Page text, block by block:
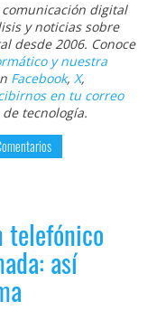
digital
y noticias sobre
desde 2006. Conoce
y nuestra
Facebook, X,
en tu correo
tecnología.
telefónico
así